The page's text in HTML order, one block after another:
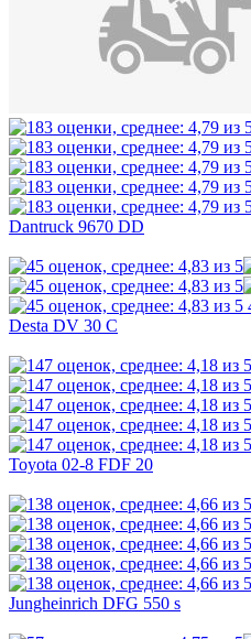
Dantruck 9670 DD
Desta DV 30 C
Toyota 02-8 FDF 20
Jungheinrich DFG 550 s